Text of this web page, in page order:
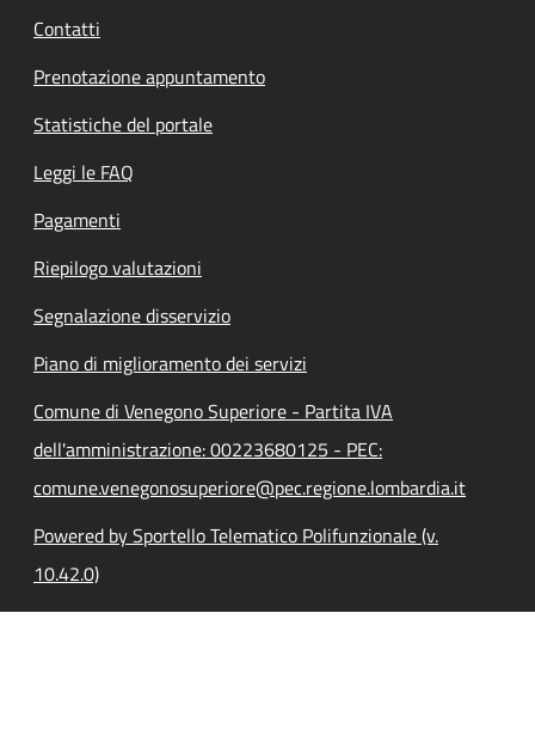
Contatti
Prenotazione appuntamento
Statistiche del portale
Leggi le FAQ
Pagamenti
Riepilogo valutazioni
Segnalazione disservizio
Piano di miglioramento dei servizi
Comune di Venegono Superiore - Partita IVA
dell'amministrazione: 00223680125 - PEC:
comune.venegonosuperiore@pec.regione.lombardia.it
Powered by Sportello Telematico Polifunzionale (v.
10.42.0)